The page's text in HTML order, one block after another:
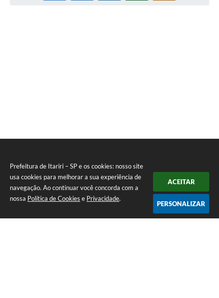
Prefeitura de Itariri – SP e os cookies: nosso site
usa cookies para melhorar a sua experiência de
navegação. Ao continuar você concorda com a
nossa Política de Cookies e Privacidade.
ACEITAR
PERSONALIZAR